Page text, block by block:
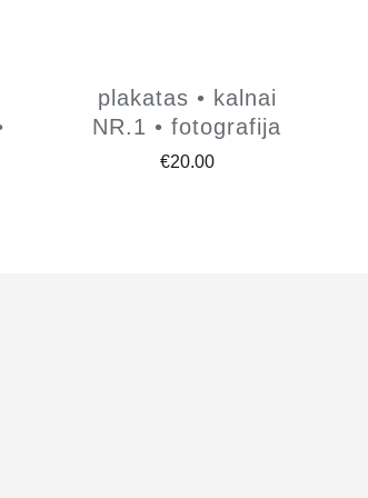
plakatas • kalnai
NR.1 • fotografija
€20.00